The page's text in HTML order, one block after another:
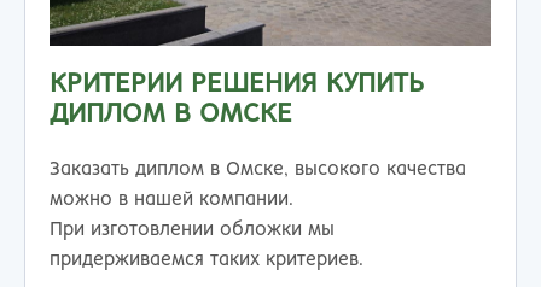
КРИТЕРИИ РЕШЕНИЯ КУПИТЬ
ДИПЛОМ В ОМСКЕ
Заказать диплом в Омске, высокого качества
можно в нашей компании.
При изготовлении обложки мы
придерживаемся таких критериев.